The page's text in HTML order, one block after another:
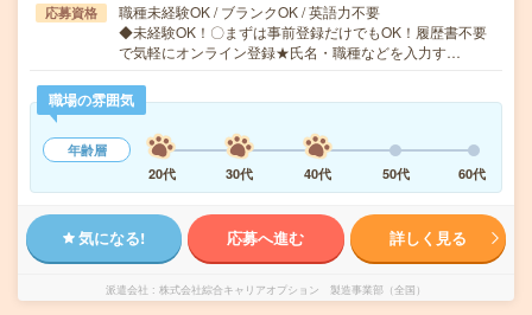
応募資格
職種未経験OK / ブランクOK / 英語力不要
◆未経験OK！〇まずは事前登録だけでもOK！履歴書不要
で気軽にオンライン登録★氏名・職種などを入力す…
職場の雰囲気
年齢層
20代
30代 40代 50代 60代
気になる! 応募へ進む 詳しく見る
派遣会社 株式会社綜合キャリアオプション 製造事業部（全国）